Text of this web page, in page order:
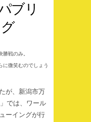
ブリ
戦のみ。
に微笑むのでしょう
が、新潟市万
では、ワール
ーイングが行